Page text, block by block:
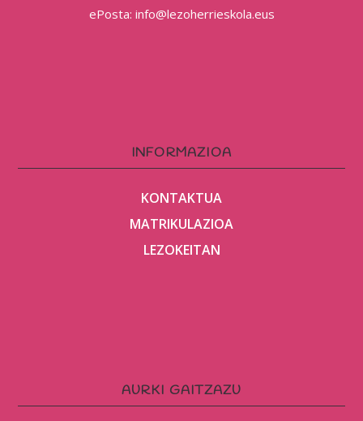
ePosta: info@lezoherrieskola.eus
INFORMAZIOA
KONTAKTUA
MATRIKULAZIOA
LEZOKEITAN
AURKI GAITZAZU